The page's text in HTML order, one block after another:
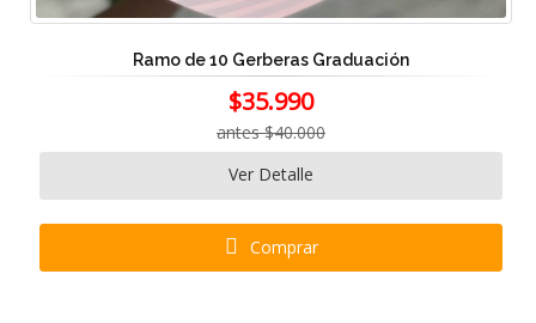
Ramo de 10 Gerberas Graduación
$35.990
antes $40.000
Ver Detalle
Comprar